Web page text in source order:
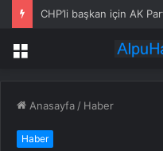
Menü
Anasayfa / Haber
Haber